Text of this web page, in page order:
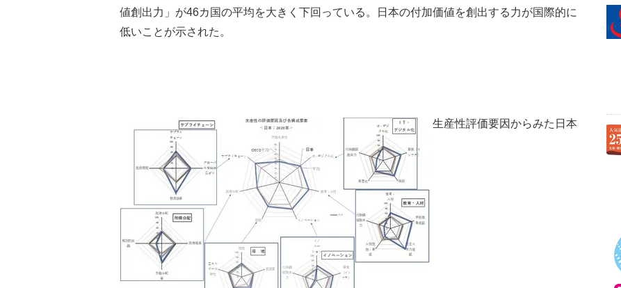
値創出力」が46カ国の平均を大きく下回っている。日本の付加価値を創出する力が国際的に
低いことが示された。
生産性評価要因からみた日本